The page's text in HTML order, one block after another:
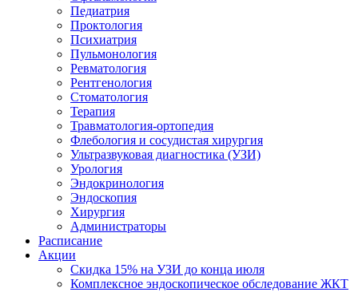
Педиатрия
Проктология
Психиатрия
Пульмонология
Ревматология
Рентгенология
Стоматология
Терапия
Травматология-ортопедия
Флебология и сосудистая хирургия
Ультразвуковая диагностика (УЗИ)
Урология
Эндокринология
Эндоскопия
Хирургия
Администраторы
Расписание
Акции
Скидка 15% на УЗИ до конца июля
Комплексное эндоскопическое обследование ЖКТ